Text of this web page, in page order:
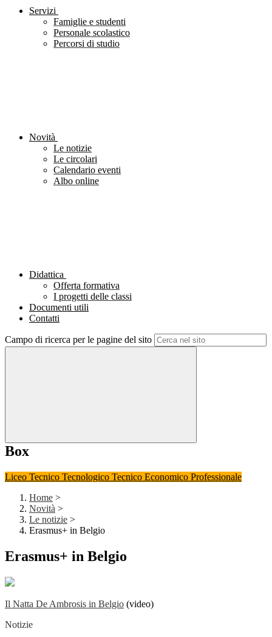
Servizi
Famiglie e studenti
Personale scolastico
Percorsi di studio
Novità
Le notizie
Le circolari
Calendario eventi
Albo online
Didattica
Offerta formativa
I progetti delle classi
Documenti utili
Contatti
Campo di ricerca per le pagine del sito
Box
Liceo Tecnico Tecnologico Tecnico Economico Professionale
Home >
Novità >
Le notizie >
Erasmus+ in Belgio
Erasmus+ in Belgio
Il Natta De Ambrosis in Belgio (video)
Notizie